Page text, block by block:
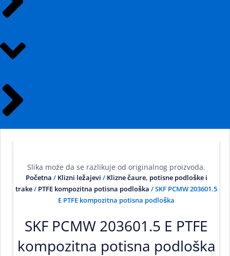
Slika može da se razlikuje od originalnog proizvoda.
Početna / Klizni ležajevi / Klizne čaure, potisne podloške i
trake/ PTFE kompozitna potisna podloška / SKF PCMW 203601.5
E PTFE kompozitna potisna podloška
SKF PCMW 203601.5 E PTFE
kompozitna potisna podloška